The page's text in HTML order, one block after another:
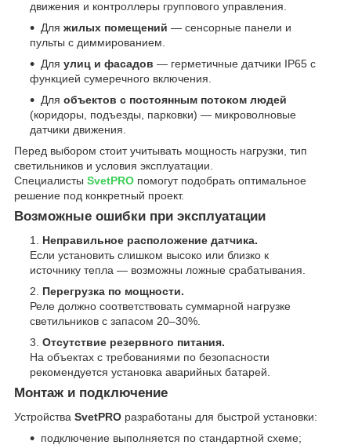
движения и контроллеры группового управления.
Для жилых помещений — сенсорные панели и
пульты с диммированием.
Для улиц и фасадов — герметичные датчики IP65 с
функцией сумеречного включения.
Для объектов с постоянным потоком людей
(коридоры, подъезды, парковки) — микроволновые
датчики движения.
Перед выбором стоит учитывать мощность нагрузки, тип
светильников и условия эксплуатации.
Специалисты SvetPRO помогут подобрать оптимальное
решение под конкретный проект.
Возможные ошибки при эксплуатации
Неправильное расположение датчика.
Если установить слишком высоко или близко к
источнику тепла — возможны ложные срабатывания.
Перегрузка по мощности.
Реле должно соответствовать суммарной нагрузке
светильников с запасом 20–30%.
Отсутствие резервного питания.
На объектах с требованиями по безопасности
рекомендуется установка аварийных батарей.
Монтаж и подключение
Устройства SvetPRO разработаны для быстрой установки:
подключение выполняется по стандартной схеме;